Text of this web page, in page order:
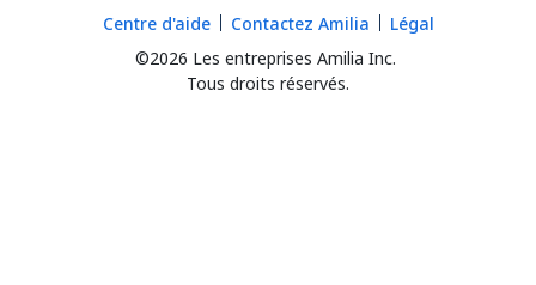
©2026 Les entreprises Amilia Inc.
Tous droits réservés.
Centre d'aide Contactez Amilia Légal